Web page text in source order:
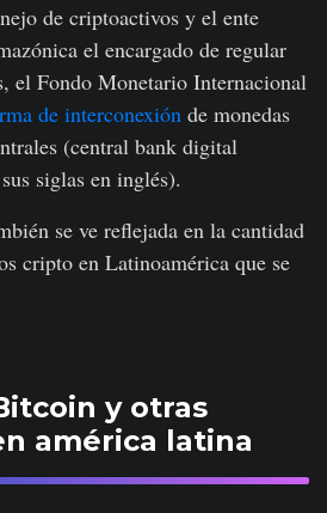
de criptoactivos y el ente
el encargado de regular
el Fondo Monetario Internacional
de interconexión de monedas
(central bank digital
siglas en inglés).
se ve reflejada en la cantidad
cripto en Latinoamérica que se
y otras
américa latina